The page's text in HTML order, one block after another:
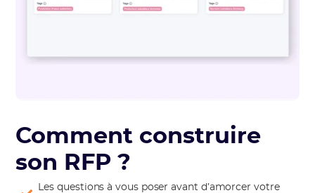
Comment construire
son RFP ?
Les questions à vous poser avant d’amorcer votre